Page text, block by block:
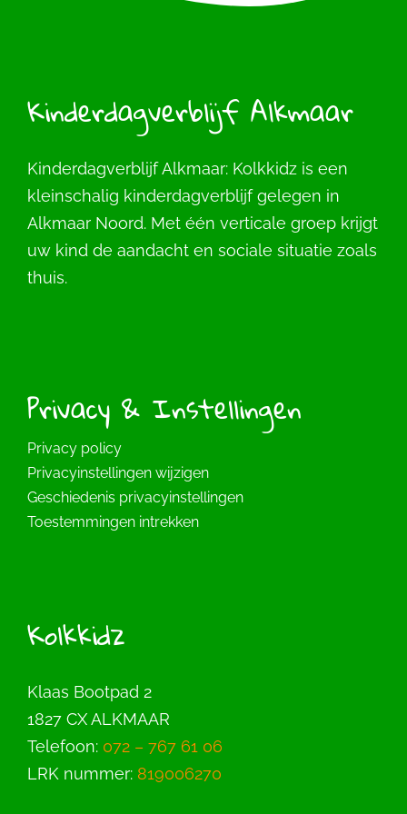
Kinderdagverblijf Alkmaar
Kinderdagverblijf Alkmaar: Kolkkidz is een
kleinschalig kinderdagverblijf gelegen in
Alkmaar Noord. Met één verticale groep krijgt
uw kind de aandacht en sociale situatie zoals
thuis.
Privacy & Instellingen
Privacy policy
Privacyinstellingen wijzigen
Geschiedenis privacyinstellingen
Toestemmingen intrekken
Kolkkidz
Klaas Bootpad 2
1827 CX ALKMAAR
Telefoon: 072 – 767 61 06
LRK nummer: 819006270